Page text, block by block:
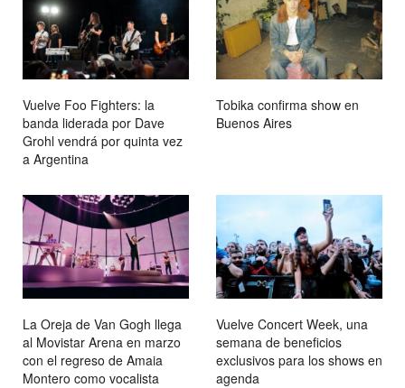
Vuelve Foo Fighters: la
banda liderada por Dave
Grohl vendrá por quinta vez
a Argentina
Tobika confirma show en
Buenos Aires
La Oreja de Van Gogh llega
al Movistar Arena en marzo
con el regreso de Amaia
Montero como vocalista
Vuelve Concert Week, una
semana de beneficios
exclusivos para los shows en
agenda